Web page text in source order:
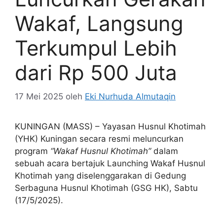
Wakaf, Langsung
Terkumpul Lebih
dari Rp 500 Juta
17 Mei 2025 oleh Eki Nurhuda Almutaqin
KUNINGAN (MASS) – Yayasan Husnul Khotimah
(YHK) Kuningan secara resmi meluncurkan
program “Wakaf Husnul Khotimah”dalam
sebuah acara bertajuk Launching Wakaf Husnul
Khotimah yang diselenggarakan di Gedung
Serbaguna Husnul Khotimah (GSG HK), Sabtu
(17/5/2025).